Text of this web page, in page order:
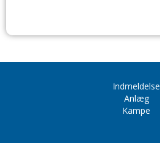
Indmeldelse
Anlæg
Kampe